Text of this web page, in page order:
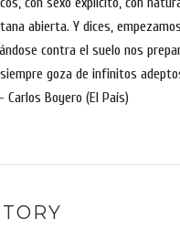
abierta. Y dices,
contra el suelo nos
goza de infinitos
Boyero (El País)